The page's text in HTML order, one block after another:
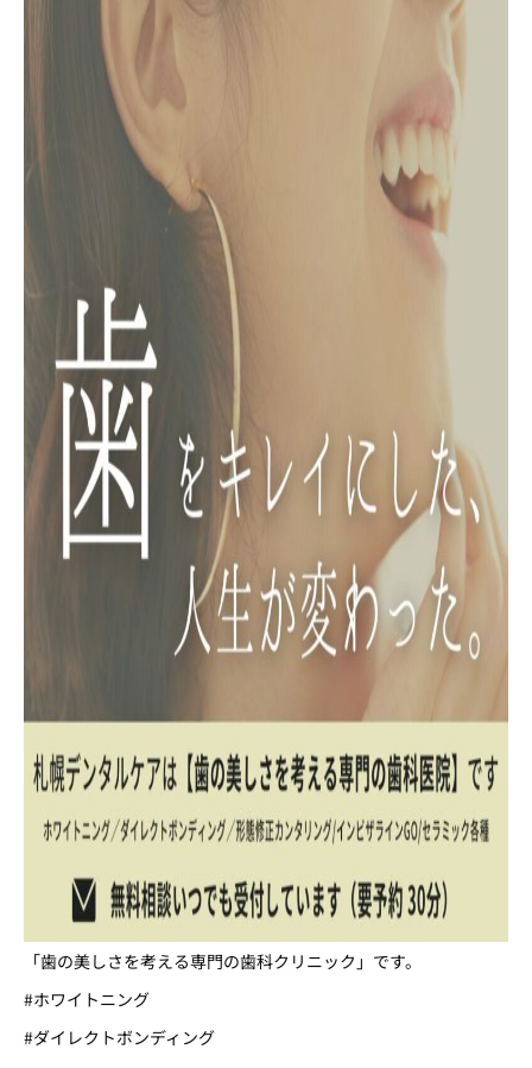
「歯の美しさを考える専門の歯科クリニック」です。
#ホワイトニング
#ダイレクトボンディング